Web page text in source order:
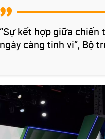
“Sự kết hợp giữa
ngày càng tinh vi”, Bộ